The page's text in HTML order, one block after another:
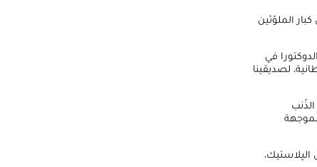
الملوّثين
في
لصديقينا